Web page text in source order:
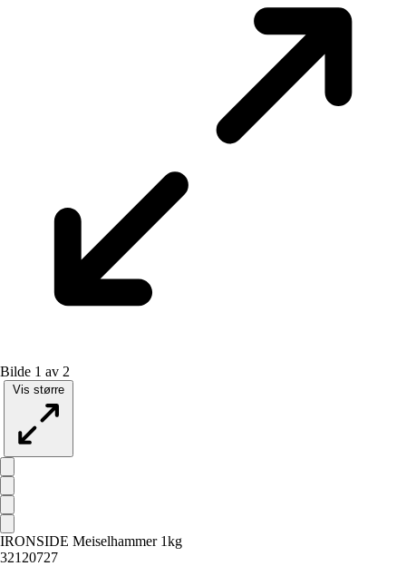
Bilde 1 av 2
Vis større
IRONSIDE Meiselhammer 1kg
32120727